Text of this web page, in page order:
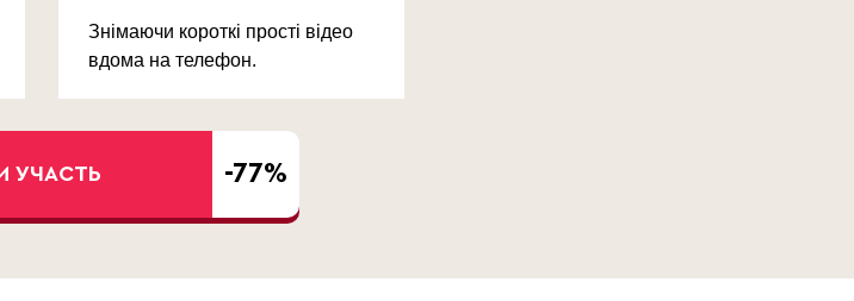
УЧАСТЬ -77%
Знімаючи короткі прості відео
вдома на телефон.